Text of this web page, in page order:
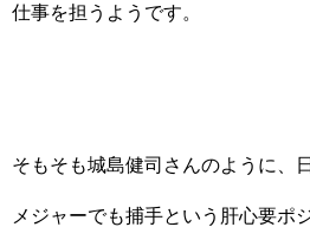
仕事を担うようです。
そもそも城島健司さんのように、
メジャーでも捕手という肝心要ポ